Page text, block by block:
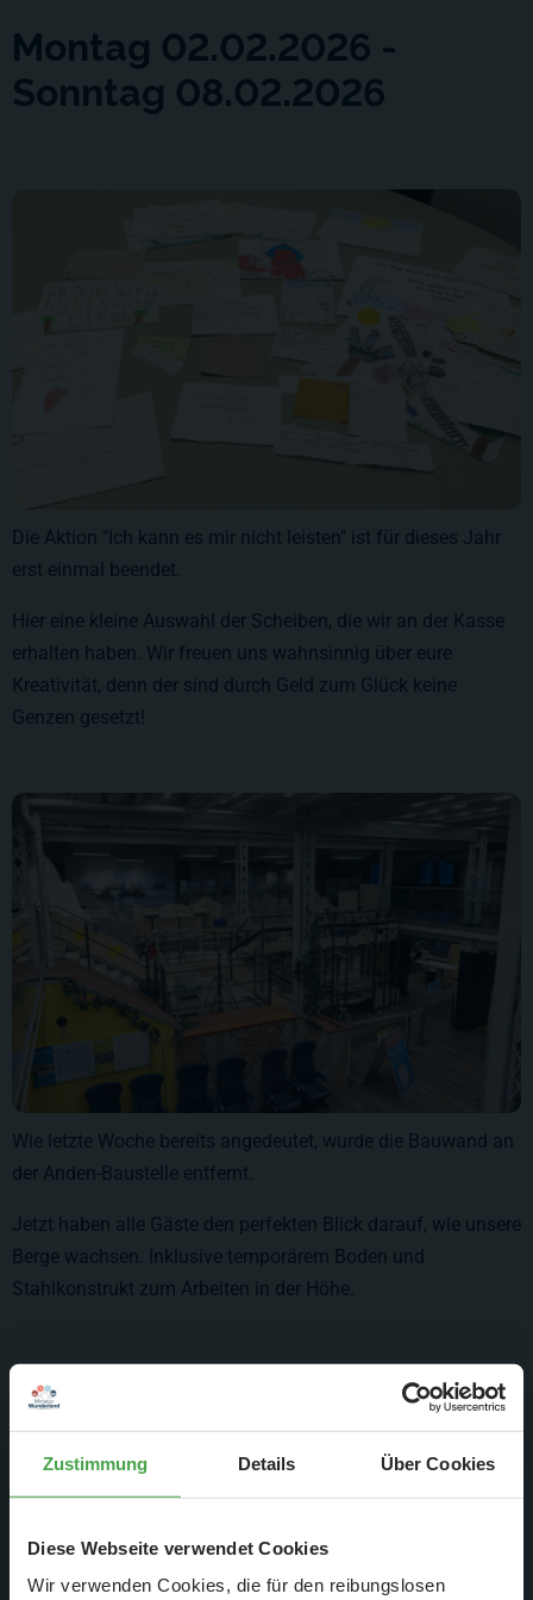
Zustimmung Details Über Cookies
Diese Webseite verwendet Cookies
Wir verwenden Cookies, die für den reibungslosen
Montag 02.02.2026 -
Sonntag 08.02.2026
Die Aktion "Ich kann es mir nicht leisten" ist für dieses Jahr
erst einmal beendet.
Hier eine kleine Auswahl der Scheiben, die wir an der Kasse
erhalten haben. Wir freuen uns wahnsinnig über eure
Kreativität, denn der sind durch Geld zum Glück keine
Genzen gesetzt!
Wie letzte Woche bereits angedeutet, wurde die Bauwand an
der Anden-Baustelle entfernt.
Jetzt haben alle Gäste den perfekten Blick darauf, wie unsere
Berge wachsen. Inklusive temporärem Boden und
Stahlkonstrukt zum Arbeiten in der Höhe.